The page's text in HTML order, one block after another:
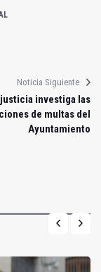
Noticia Siguiente
justicia investiga las
de multas del
Ayuntamiento